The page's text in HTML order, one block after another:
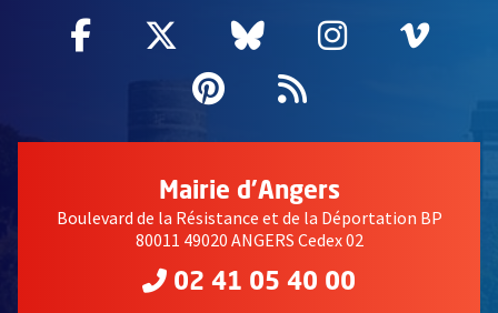
Facebook
, Ouvre une nouvelle fenêtre
Twitter
, Ouvre une nouvelle
Bluesky
, Ouvre une
Instagram
, Ouvre
,
Pinterest
, Ouvre une
Flux RSS
Mairie d'Angers
Boulevard de la Résistance et de la Déportation BP
80011 49020 ANGERS Cedex 02
02 41 05 40 00